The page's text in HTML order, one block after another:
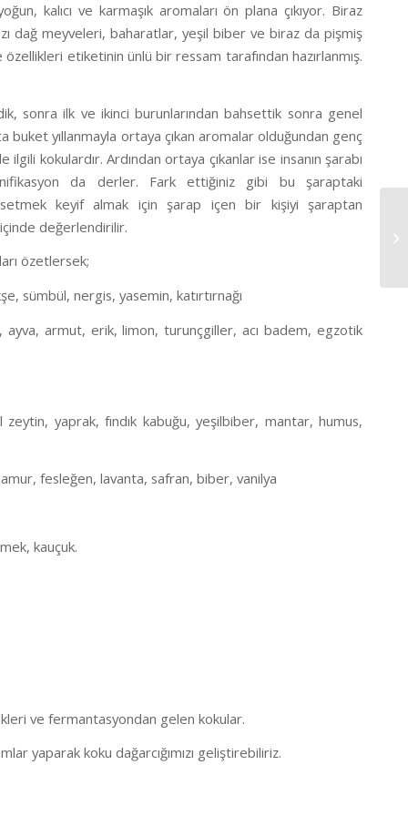
kalıcı ve karmaşık aromaları ön plana çıkıyor. Biraz
dağ meyveleri, baharatlar, yeşil biber ve biraz da pişmiş
etiketinin ünlü bir ressam tarafından hazırlanmış.
sonra ilk ve ikinci burunlarından bahsettik sonra genel
yıllanmayla ortaya çıkan aromalar olduğundan genç
kokulardır. Ardından ortaya çıkanlar ise insanın şarabı
vinifikasyon da derler. Fark ettiğiniz gibi bu şaraptaki
keyif almak için şarap içen bir kişiyi şaraptan
değerlendirilir.
özetlersek;
sümbül, nergis, yasemin, katırtırnağı
ayva, armut, erik, limon, turunçgiller, acı badem, egzotik
yaprak, fındık kabuğu, yeşilbiber, mantar, humus,
fesleğen, lavanta, safran, biber, vanilya
kauçuk.
ve fermantasyondan gelen kokular.
yaparak koku dağarcığımızı geliştirebiliriz.